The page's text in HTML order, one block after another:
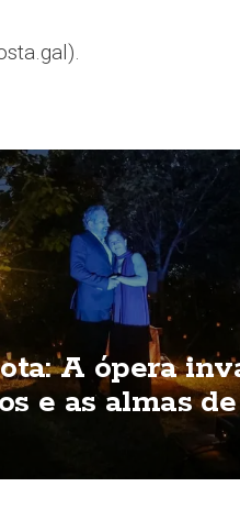
A ópera
e as almas de